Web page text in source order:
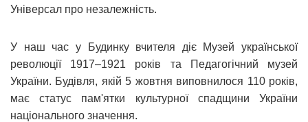
Універсал про незалежність.
У наш час у Будинку вчителя діє Музей української
революції 1917–1921 років та Педагогічний музей
України. Будівля, якій 5 жовтня виповнилося 110 років,
має статус пам'ятки культурної спадщини України
національного значення.